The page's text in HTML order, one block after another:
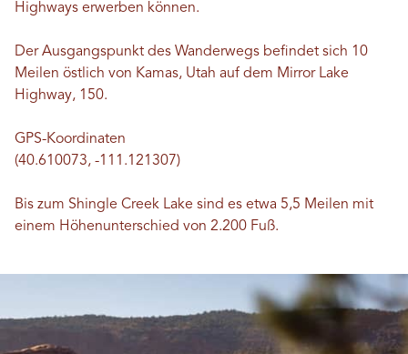
Highways erwerben können.
Der Ausgangspunkt des Wanderwegs befindet sich 10
Meilen östlich von Kamas, Utah auf dem Mirror Lake
Highway, 150.
GPS-Koordinaten
(40.610073, -111.121307)
Bis zum Shingle Creek Lake sind es etwa 5,5 Meilen mit
einem Höhenunterschied von 2.200 Fuß.